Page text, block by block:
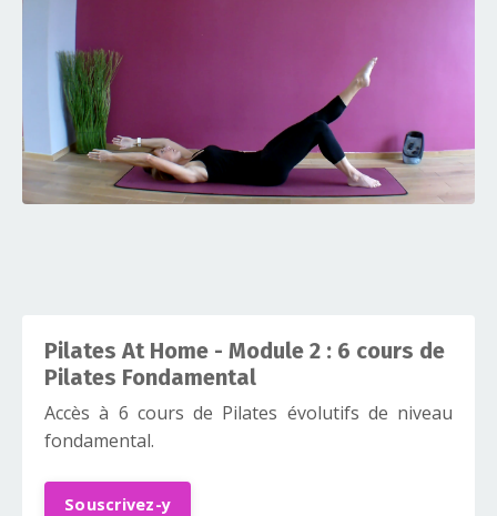
Pilates At Home - Module 2 : 6 cours de
Pilates Fondamental
Accès à 6 cours de Pilates évolutifs de niveau
fondamental.
Souscrivez-y